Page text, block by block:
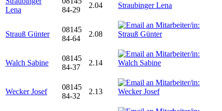
Lena
84-29
2.04
Strauß Günter
08145
84-64
2.08
Walch Sabine
08145
84-37
2.14
Wecker Josef
08145
84-32
2.13